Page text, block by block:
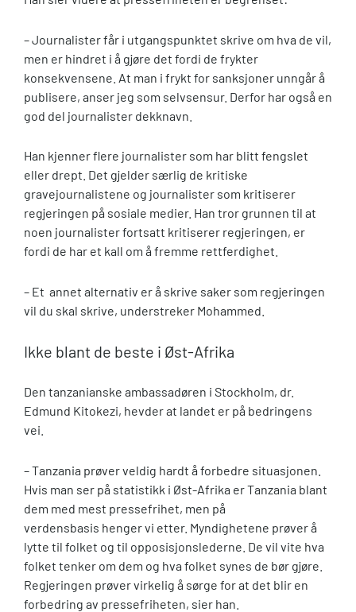
– Journalister får i utgangspunktet skrive om hva de vil,
men er hindret i å gjøre det fordi de frykter
konsekvensene. At man i frykt for sanksjoner unngår å
publisere, anser jeg som selvsensur. Derfor har også en
god del journalister dekknavn.
Han kjenner flere journalister som har blitt fengslet
eller drept. Det gjelder særlig de kritiske
gravejournalistene og journalister som kritiserer
regjeringen på sosiale medier. Han tror grunnen til at
noen journalister fortsatt kritiserer regjeringen, er
fordi de har et kall om å fremme rettferdighet.
– Et annet alternativ er å skrive saker som regjeringen
vil du skal skrive, understreker Mohammed.
Ikke blant de beste i Øst-Afrika
Den tanzanianske ambassadøren i Stockholm, dr.
Edmund Kitokezi, hevder at landet er på bedringens
vei.
– Tanzania prøver veldig hardt å forbedre situasjonen.
Hvis man ser på statistikk i Øst-Afrika er Tanzania blant
dem med mest pressefrihet, men på
verdensbasis henger vi etter. Myndighetene prøver å
lytte til folket og til opposisjonslederne. De vil vite hva
folket tenker om dem og hva folket synes de bør gjøre.
Regjeringen prøver virkelig å sørge for at det blir en
forbedring av pressefriheten, sier han.